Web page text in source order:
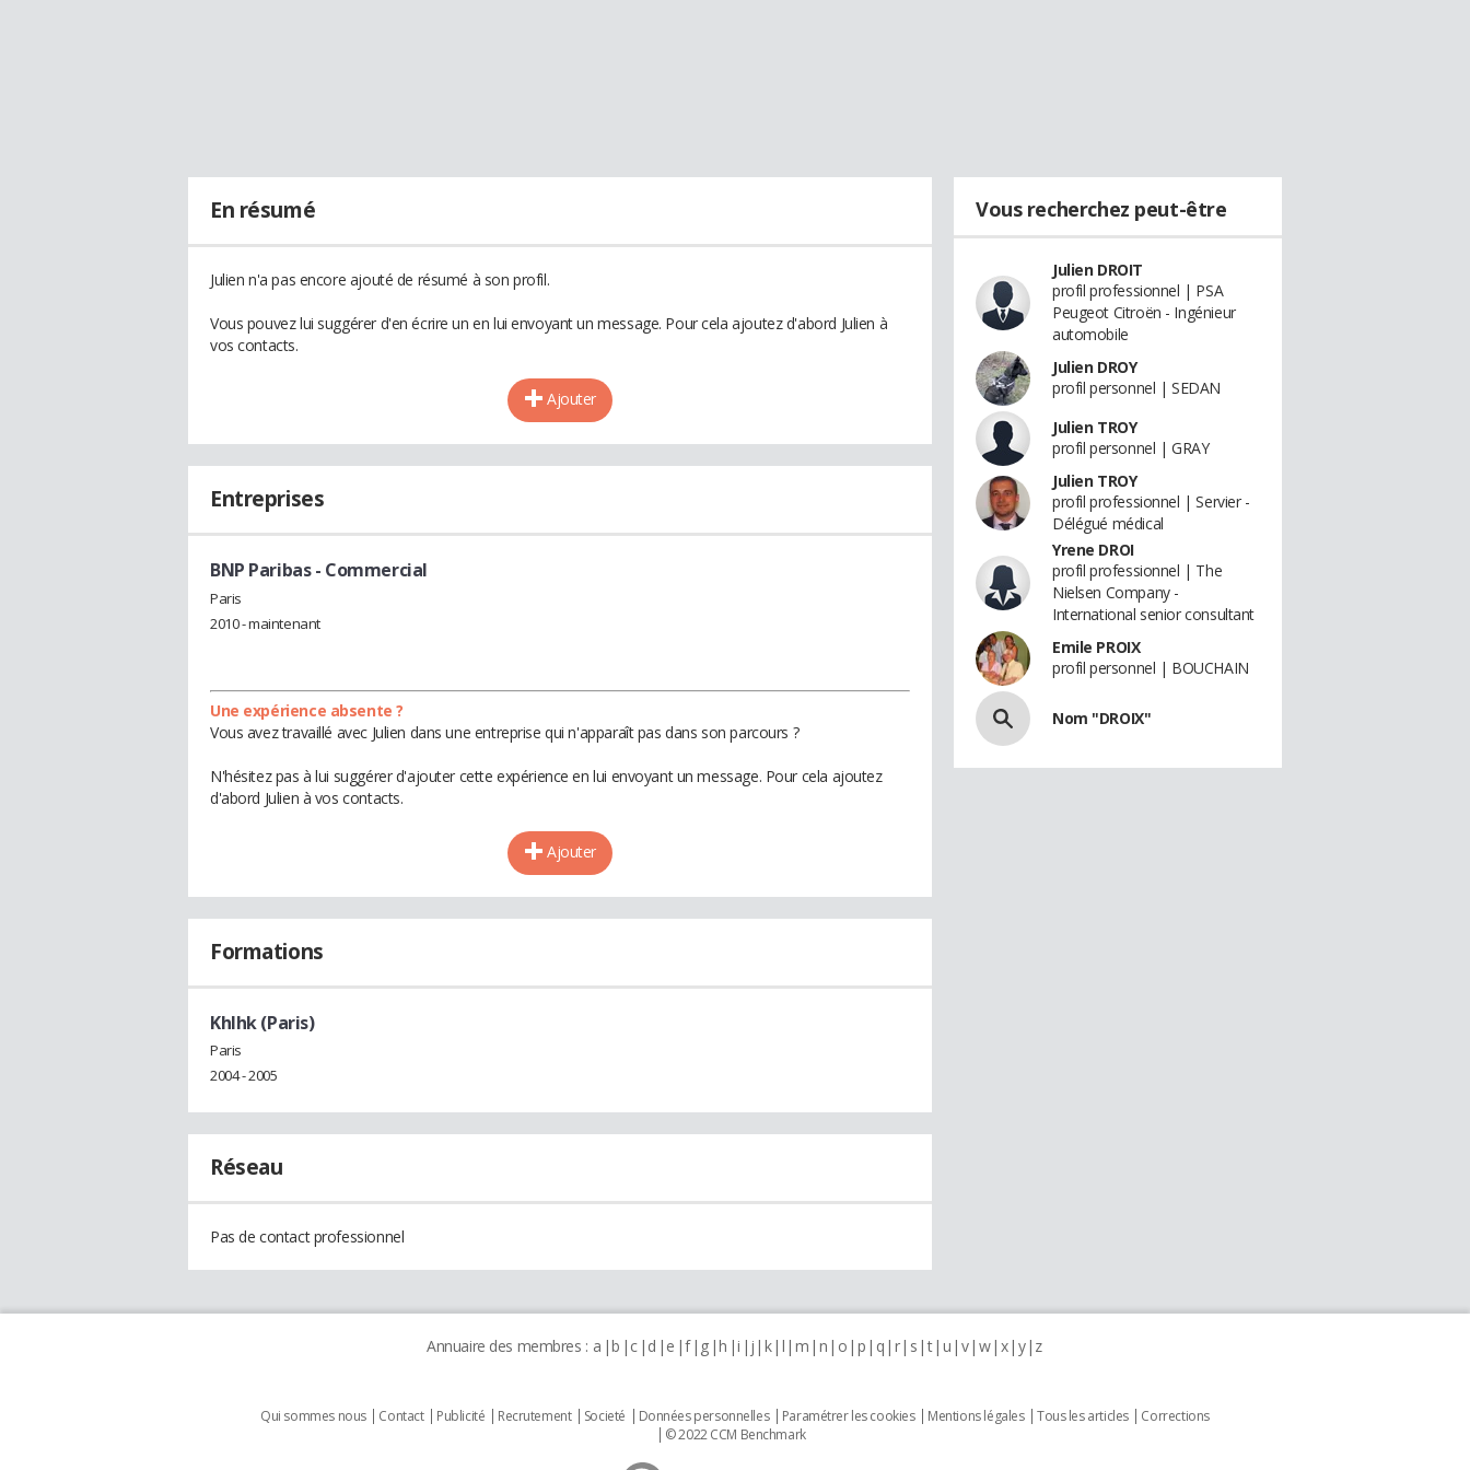
En résumé
Julien n'a pas encore ajouté de résumé à son profil.
Vous pouvez lui suggérer d'en écrire un en lui envoyant un message. Pour cela ajoutez d'abord Julien à
vos contacts.
Ajouter
Entreprises
BNP Paribas- Commercial
Paris
2010 - maintenant
Une expérience absente ?
Vous avez travaillé avec Julien dans une entreprise qui n'apparaît pas dans son parcours ?
N'hésitez pas à lui suggérer d'ajouter cette expérience en lui envoyant un message. Pour cela ajoutez
d'abord Julien à vos contacts.
Ajouter
Formations
Khlhk (Paris)
Paris
2004 - 2005
Réseau
Pas de contact professionnel
Vous recherchez peut-être
Julien DROIT
profil professionnel | PSA
Peugeot Citroën - Ingénieur
automobile
Julien DROY
profil personnel | SEDAN
Julien TROY
profil personnel | GRAY
Julien TROY
profil professionnel | Servier -
Délégué médical
Yrene DROI
profil professionnel | The
Nielsen Company -
International senior consultant
Emile PROIX
profil personnel | BOUCHAIN
Nom "DROIX"
Annuaire des membres : a b c d e f g h i j k l m n o p q r s t u v w x y z
Qui sommes nous Contact Publicité Recrutement Societé Données personnelles Paramétrer les cookies Mentions légales Tous les articles
Corrections
© 2022 CCM Benchmark